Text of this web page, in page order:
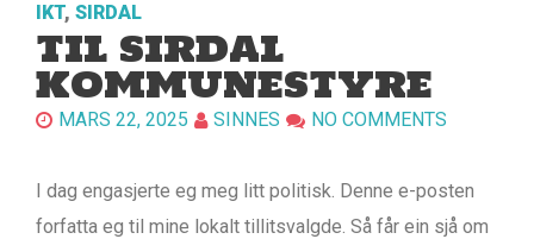
IKT, SIRDAL
TIL SIRDAL
KOMMUNESTYRE
MARS 22, 2025 SINNES NO COMMENTS
I dag engasjerte eg meg litt politisk. Denne e-posten
forfatta eg til mine lokalt tillitsvalgde. Så får ein sjå om